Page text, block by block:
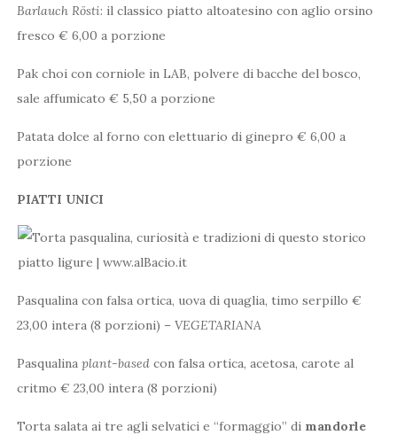
Barlauch Rösti: il classico piatto altoatesino con aglio orsino
fresco € 6,00 a porzione
Pak choi con corniole in LAB, polvere di bacche del bosco,
sale affumicato € 5,50 a porzione
Patata dolce al forno con elettuario di ginepro € 6,00 a
porzione
PIATTI UNICI
Pasqualina con falsa ortica, uova di quaglia, timo serpillo €
23,00 intera (8 porzioni) –VEGETARIANA
Pasqualinaplant-based con falsa ortica, acetosa, carote al
critmo € 23,00 intera (8 porzioni)
Torta salata ai tre agli selvatici e “formaggio” di mandorle